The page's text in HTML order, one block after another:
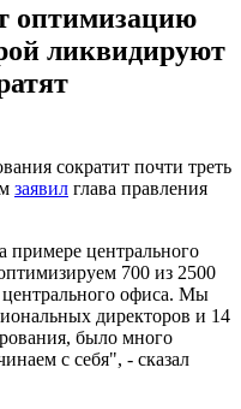
оптимизацию
ликвидируют
сократит почти треть
заявил глава правления
центрального
700 из 2500
офиса. Мы
директоров и 14
было много
с себя", - сказал